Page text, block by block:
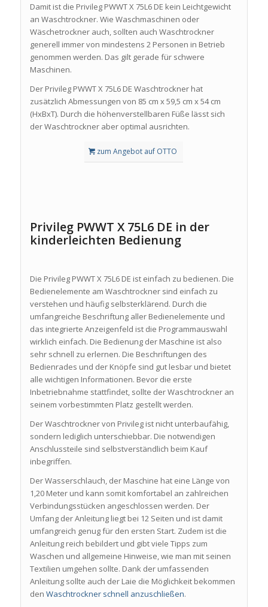
Damit ist die Privileg PWWT X 75L6 DE kein Leichtgewicht
an Waschtrockner. Wie Waschmaschinen oder
Wäschetrockner auch, sollten auch Waschtrockner
generell immer von mindestens 2 Personen in Betrieb
genommen werden. Das gilt gerade für schwere
Maschinen.
Der Privileg PWWT X 75L6 DE Waschtrockner hat
zusätzlich Abmessungen von 85 cm x 59,5 cm x 54 cm
(HxBxT). Durch die höhenverstellbaren Füße lässt sich
der Waschtrockner aber optimal ausrichten.
zum Angebot auf OTTO
Privileg PWWT X 75L6 DE in der
kinderleichten Bedienung
Die Privileg PWWT X 75L6 DE ist einfach zu bedienen. Die
Bedienelemente am Waschtrockner sind einfach zu
verstehen und häufig selbsterklärend. Durch die
umfangreiche Beschriftung aller Bedienelemente und
das integrierte Anzeigenfeld ist die Programmauswahl
wirklich einfach. Die Bedienung der Maschine ist also
sehr schnell zu erlernen. Die Beschriftungen des
Bedienrades und der Knöpfe sind gut lesbar und bietet
alle wichtigen Informationen. Bevor die erste
Inbetriebnahme stattfindet, sollte der Waschtrockner an
seinem vorbestimmten Platz gestellt werden.
Der Waschtrockner von Privileg ist nicht unterbaufähig,
sondern lediglich unterschiebbar. Die notwendigen
Anschlussteile sind selbstverständlich beim Kauf
inbegriffen.
Der Wasserschlauch, der Maschine hat eine Länge von
1,20 Meter und kann somit komfortabel an zahlreichen
Verbindungsstücken angeschlossen werden. Der
Umfang der Anleitung liegt bei 12 Seiten und ist damit
umfangreich genug für den ersten Start. Zudem ist die
Anleitung reich bebildert und gibt viele Tipps zum
Waschen und allgemeine Hinweise, wie man mit seinen
Textilien umgehen sollte. Dank der umfassenden
Anleitung sollte auch der Laie die Möglichkeit bekommen
den Waschtrockner schnell anzuschließen.